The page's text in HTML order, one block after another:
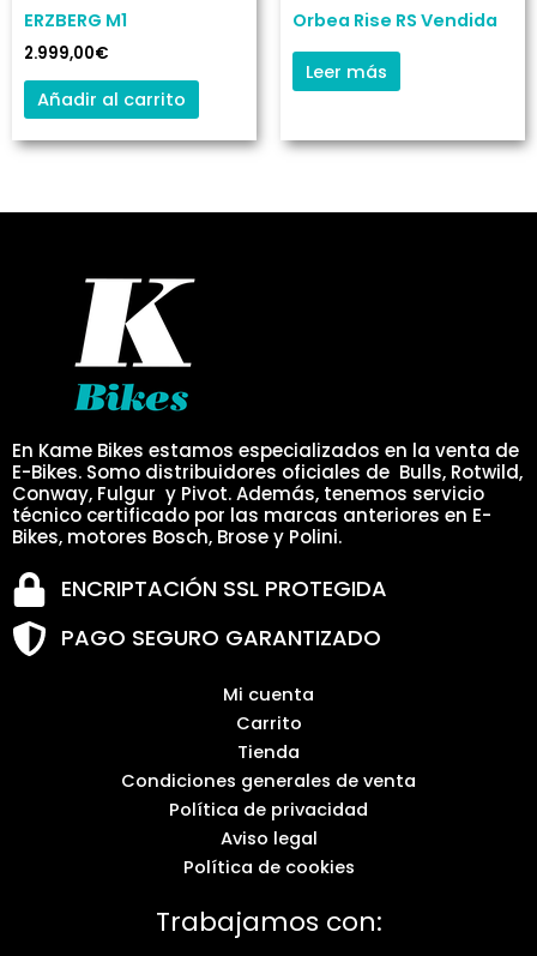
ERZBERG M1
2.999,00€
Añadir al carrito
Orbea Rise RS Vendida
Leer más
En Kame Bikes estamos especializados en la venta de
E-Bikes. Somo distribuidores oficiales de Bulls, Rotwild,
Conway, Fulgur y Pivot. Además, tenemos servicio
técnico certificado por las marcas anteriores en E-
Bikes, motores Bosch, Brose y Polini.
ENCRIPTACIÓN SSL PROTEGIDA
PAGO SEGURO GARANTIZADO
Mi cuenta
Carrito
Tienda
Condiciones generales de venta
Política de privacidad
Aviso legal
Política de cookies
Trabajamos con: